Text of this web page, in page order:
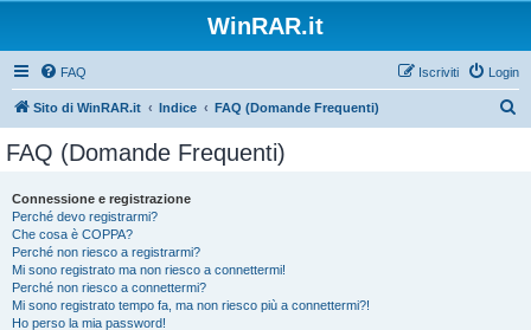
WinRAR.it
FAQ Login
Iscriviti
Sito di WinRAR.it Indice FAQ (Domande Frequenti)
FAQ (Domande Frequenti)
Connessione e registrazione
Perché devo registrarmi?
Che cosa è COPPA?
Perché non riesco a registrarmi?
Mi sono registrato ma non riesco a connettermi!
Perché non riesco a connettermi?
Mi sono registrato tempo fa, ma non riesco più a connettermi?!
Ho perso la mia password!